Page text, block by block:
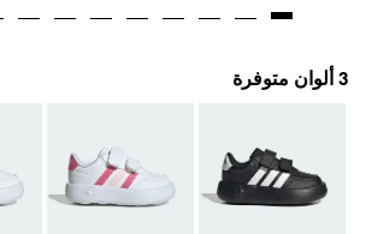
3 ألوان متوفرة